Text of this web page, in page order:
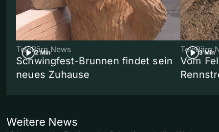
2 Min
TeleBärn News
Schwingfest-Brunnen findet sein
neues Zuhause
3 Min
TeleBärn
Vom
Weitere News